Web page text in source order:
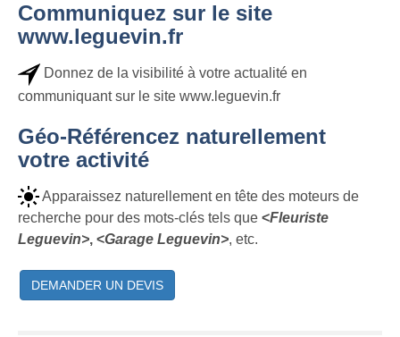
Communiquez sur le site
www.leguevin.fr
Donnez de la visibilité à votre actualité en
communiquant sur le site www.leguevin.fr
Géo-Référencez naturellement
votre activité
Apparaissez naturellement en tête des moteurs de
recherche pour des mots-clés tels que <Fleuriste
Leguevin>, <Garage Leguevin>, etc.
DEMANDER UN DEVIS